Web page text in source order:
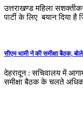
उत्तराखण्ड महिला
पार्टी के लिए बयान दिया
सीएम धामी ने की समीक्षा बैठक,
देहरादून : सचिवालय में
समीक्षा बैठक के चलते